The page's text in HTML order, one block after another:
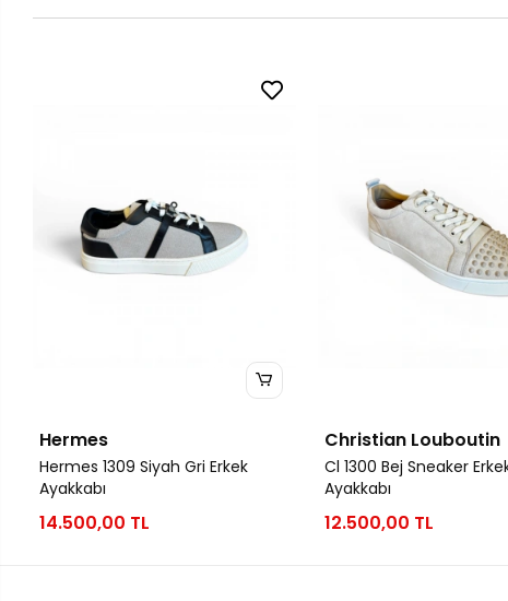
Hermes
Hermes 1309 Siyah Gri Erkek
Ayakkabı
14.500,00 TL
Christian Louboutin
Cl 1300 Bej Sneaker
Ayakkabı
12.500,00 TL